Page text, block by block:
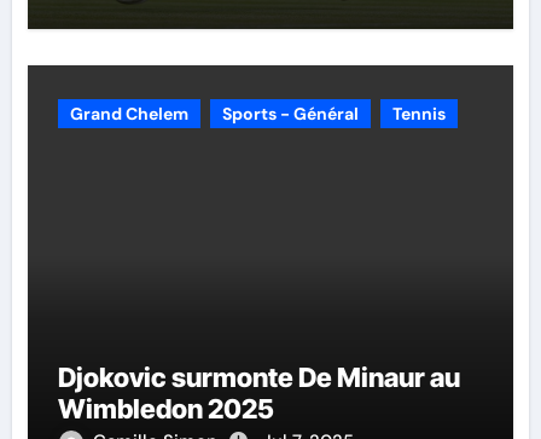
Grand Chelem Sports - Général Tennis
Djokovic surmonte De Minaur au
Wimbledon 2025